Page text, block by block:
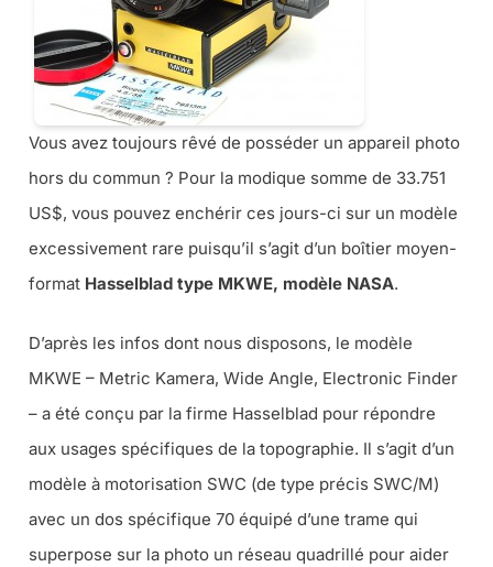
Vous avez toujours rêvé de posséder un appareil photo
hors du commun ? Pour la modique somme de 33.751
US$, vous pouvez enchérir ces jours-ci sur un modèle
excessivement rare puisqu’il s’agit d’un boîtier moyen-
format Hasselblad type MKWE, modèle NASA.
D’après les infos dont nous disposons, le modèle
MKWE – Metric Kamera, Wide Angle, Electronic Finder
– a été conçu par la firme Hasselblad pour répondre
aux usages spécifiques de la topographie. Il s’agit d’un
modèle à motorisation SWC (de type précis SWC/M)
avec un dos spécifique 70 équipé d’une trame qui
superpose sur la photo un réseau quadrillé pour aider